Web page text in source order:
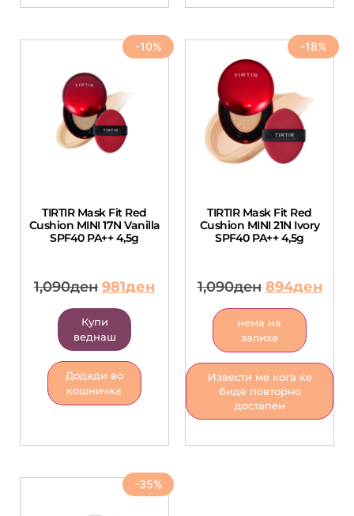
-10%
TIRTIR Mask Fit Red
Cushion MINI 17N Vanilla
SPF40 PA++ 4,5g
1,090ден 981ден
Купи
веднаш
Додади во
кошничка
-18%
TIRTIR Mask Fit Red
Cushion MINI 21N Ivory
SPF40 PA++ 4,5g
1,090ден 894ден
нема на
залиха
Извести ме кога ќе
биде повторно
достапен
-35%